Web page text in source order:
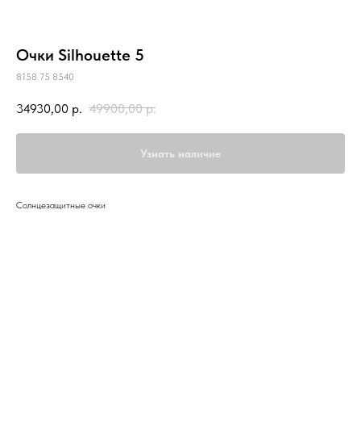
Очки Silhouette 5
8158 75 8540
34930,00 р. 49900,00 р.
Узнать наличие
Солнцезащитные очки